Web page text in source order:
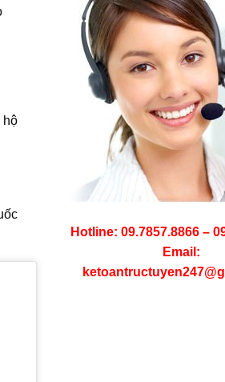
hộ
Hotline: 09.7857.8866 –
Email: